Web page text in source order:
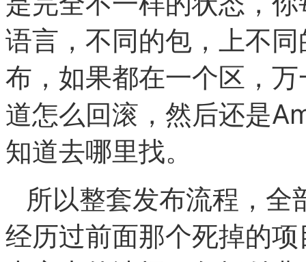
语言，不同的包，上不
布，如果都在一个区，
道怎么回滚，然后还是
知道去哪里找。
所以整套发布流程，全
经历过前面那个死掉的